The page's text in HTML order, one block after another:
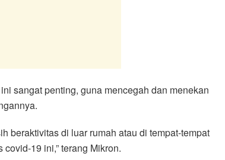
sangat penting, guna mencegah dan menekan
beraktivitas di luar rumah atau di tempat-tempat
19 ini,” terang Mikron.